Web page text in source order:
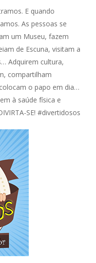
E quando
As pessoas se
um Museu, fazem
de Escuna, visitam a
Adquirem cultura,
compartilham
o papo em dia…
à saúde física e
SE! #divertidosos